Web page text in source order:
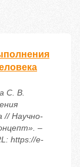
С. В.
// Научно-
–
https://e-